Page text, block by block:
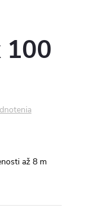
100
až 8 m